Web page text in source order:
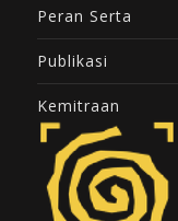
Peran Serta
Publikasi
Kemitraan